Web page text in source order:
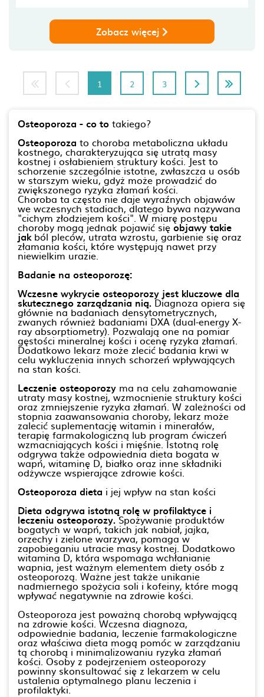
Zobacz więcej
1 2 3
Osteoporoza - co to takiego?
Osteoporoza to choroba metaboliczna układu
kostnego, charakteryzująca się utratą masy
kostnej i osłabieniem struktury kości. Jest to
schorzenie szczególnie istotne, zwłaszcza u osób
w starszym wieku, gdyż może prowadzić do
zwiększonego ryzyka złamań kości.
Choroba ta często nie daje wyraźnych objawów
we wczesnych stadiach, dlatego bywa nazywana
"cichym złodziejem kości". W miarę postępu
choroby mogą jednak pojawić się objawy takie
jakból pleców, utrata wzrostu, garbienie się oraz
złamania kości, które występują nawet przy
niewielkim urazie.
Badanie na osteoporozę:
Wczesne wykrycie osteoporozy jest kluczowe dla
skutecznego zarządzania nią. Diagnoza opiera się
głównie na badaniach densytometrycznych,
zwanych również badaniami DXA (dual-energy X-
ray absorptiometry). Pozwalają one na pomiar
gęstości mineralnej kości i ocenę ryzyka złamań.
Dodatkowo lekarz może zlecić badania krwi w
celu wykluczenia innych schorzeń wpływających
na stan kości.
Leczenie osteoporozy ma na celu zahamowanie
utraty masy kostnej, wzmocnienie struktury kości
oraz zmniejszenie ryzyka złamań. W zależności od
stopnia zaawansowania choroby, lekarz może
zalecić suplementację witamin i minerałów,
terapię farmakologiczną lub program ćwiczeń
wzmacniających kości i mięśnie. Istotną rolę
odgrywa także odpowiednia dieta bogata w
wapń, witaminę D, białko oraz inne składniki
odżywcze wspierające zdrowie kości.
Osteoporoza dieta i jej wpływ na stan kości
Dieta odgrywa istotną rolę w profilaktyce i
leczeniu osteoporozy.Spożywanie produktów
bogatych w wapń, takich jak nabiał, jajka,
orzechy i zielone warzywa, pomaga w
zapobieganiu utracie masy kostnej. Dodatkowo
witamina D, która wspomaga wchłanianie
wapnia, jest ważnym elementem diety osób z
osteoporozą. Ważne jest także unikanie
nadmiernego spożycia soli i kofeiny, które mogą
wpływać negatywnie na zdrowie kości.
Osteoporoza jest poważną chorobą wpływającą
na zdrowie kości. Wczesna diagnoza,
odpowiednie badania, leczenie farmakologiczne
oraz właściwa dieta mogą pomóc w zarządzaniu
tą chorobą i minimalizowaniu ryzyka złamań
kości. Osoby z podejrzeniem osteoporozy
powinny skonsultować się z lekarzem w celu
ustalenia optymalnego planu leczenia i
profilaktyki.